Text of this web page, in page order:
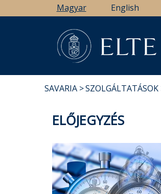
a
Magyar English
SAVARIA SZOLGÁLTATÁSOK
ELŐJEGYZÉS